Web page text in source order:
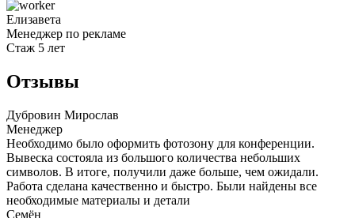
Елизавета
Менеджер по рекламе
Стаж 5 лет
Отзывы
Дубровин Мирослав
Менеджер
Необходимо было оформить фотозону для конференции.
Вывеска состояла из большого количества небольших
символов. В итоге, получили даже больше, чем ожидали.
Работа сделана качественно и быстро. Были найдены все
необходимые материалы и детали
Семён